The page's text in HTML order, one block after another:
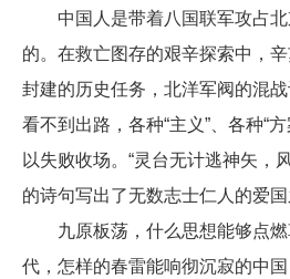
中国人是带着八国联军攻占北
的。在救亡图存的艰辛探索中，
封建的历史任务，北洋军阀的混
看不到出路，各种“主义”、各种“
以失败收场。“灵台无计逃神矢，
的诗句写出了无数志士仁人的爱国
九原板荡，什么思想能够点燃
代，怎样的春雷能响彻沉寂的中